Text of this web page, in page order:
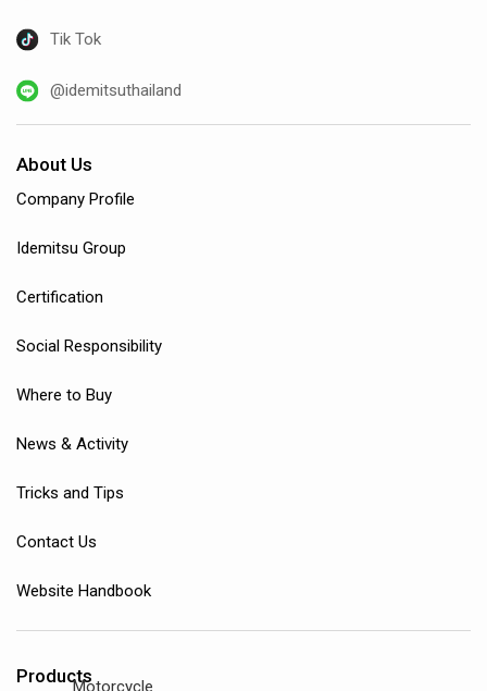
Tik Tok
@idemitsuthailand
About Us
Company Profile
Idemitsu Group
Certification
Social Responsibility
Where to Buy
News & Activity
Tricks and Tips
Contact Us
Website Handbook
ProductsMotorcycle